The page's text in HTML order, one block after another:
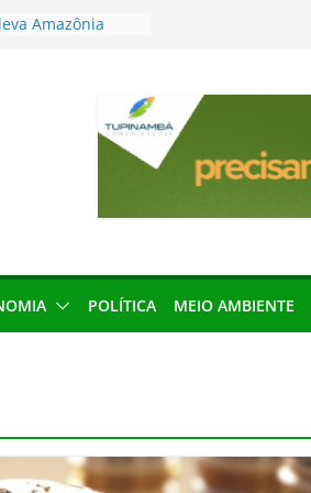
Amazônia
de 2027
local impróprio
fogo no Cemitério
protagonismo
podem barrar
POLÍTICA MEIO AMBIENTE